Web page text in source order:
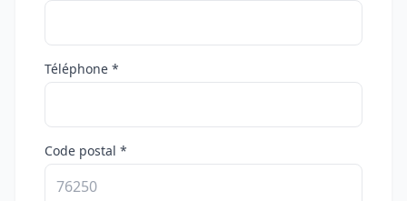
Téléphone *
Code postal *